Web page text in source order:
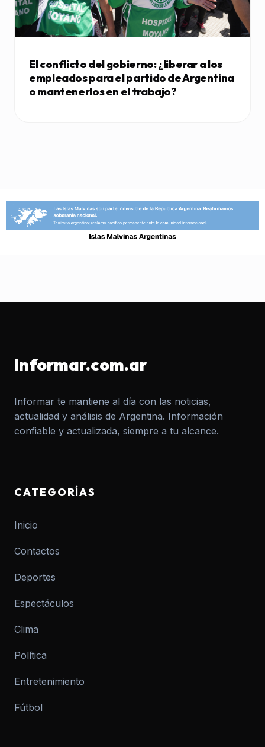
El conflicto del gobierno: ¿liberar a los
empleados para el partido de Argentina
o mantenerlos en el trabajo?
informar.com.ar
Informar te mantiene al día con las noticias,
actualidad y análisis de Argentina. Información
confiable y actualizada, siempre a tu alcance.
CATEGORÍAS
Inicio
Contactos
Deportes
Espectáculos
Clima
Política
Entretenimiento
Fútbol